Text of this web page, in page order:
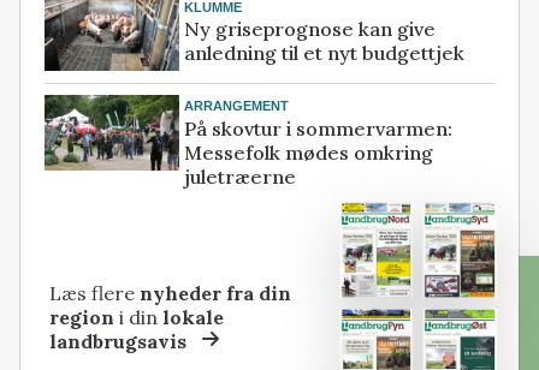
KLUMME
Ny griseprognose kan give
anledning til et nyt budgettjek
ARRANGEMENT
På skovtur i sommervarmen:
Messefolk mødes omkring
juletræerne
Læs flere nyheder fra din
region i dinlokale
landbrugsavis